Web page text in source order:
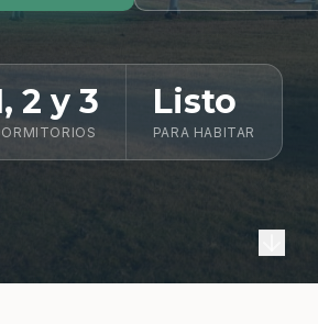
2 y 3 Listo
PARA HABITAR